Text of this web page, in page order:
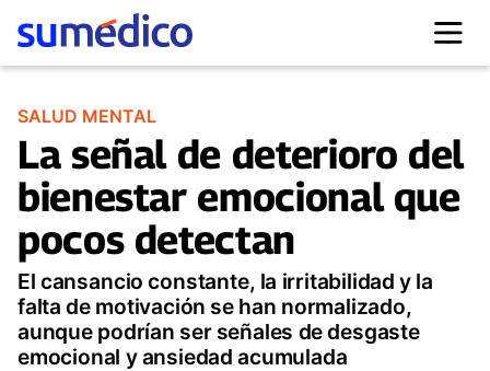
SALUD MENTAL
La señal de deterioro del
bienestar emocional que
pocos detectan
El cansancio constante, la irritabilidad y la
falta de motivación se han normalizado,
aunque podrían ser señales de desgaste
emocional y ansiedad acumulada